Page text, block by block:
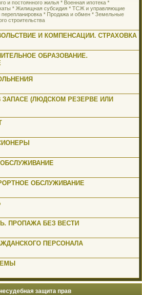
и постоянного жилья * Военная ипотека *
* Жилищная субсидия * ТСЖ и управляющие
* Продажа и обмен * Земельные
строительства
И КОМПЕНСАЦИИ. СТРАХОВКА
ОБРАЗОВАНИЕ.
(ЛЮДСКОМ РЕЗЕРВЕ ИЛИ
ОБСЛУЖИВАНИЕ
ПРОПАЖА БЕЗ ВЕСТИ
ПЕРСОНАЛА
защита прав